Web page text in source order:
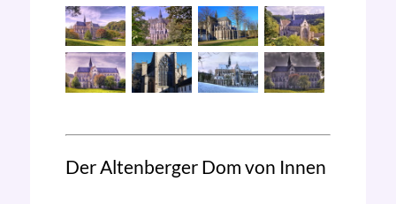
Der Altenberger Dom von Innen